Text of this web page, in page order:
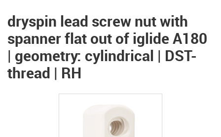
dryspin lead screw nut with
spanner flat out of iglide A180
| geometry: cylindrical | DST-
thread | RH